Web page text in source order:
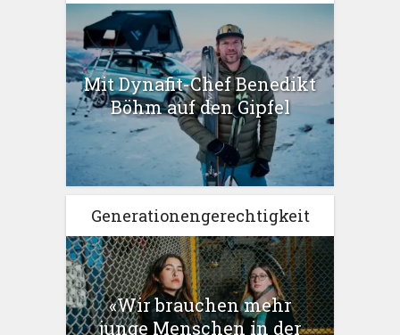
Mit Dynafit-Chef Benedikt
Böhm auf den Gipfel
Generationengerechtigkeit
«Wir brauchen mehr
junge Menschen in der